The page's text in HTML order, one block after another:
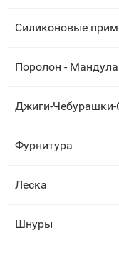
Силиконовые
Поролон - Мандула
Джиги-Чебурашки-
Фурнитура
Леска
Шнуры